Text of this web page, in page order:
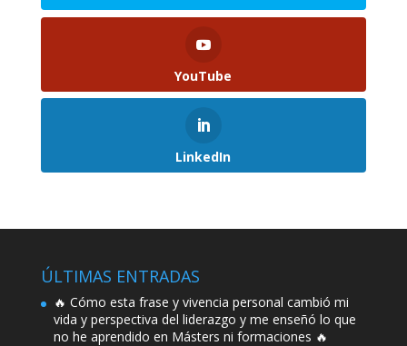
YouTube
LinkedIn
ÚLTIMAS ENTRADAS
🔥 Cómo esta frase y vivencia personal cambió mi
vida y perspectiva del liderazgo y me enseñó lo que
no he aprendido en Másters ni formaciones 🔥